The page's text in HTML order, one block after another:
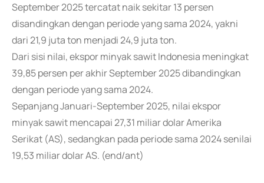
September 2025 tercatat naik sekitar 13 persen
disandingkan dengan periode yang sama 2024, yakni
dari 21,9 juta ton menjadi 24,9 juta ton.
Dari sisi nilai, ekspor minyak sawit Indonesia meningkat
39,85 persen per akhir September 2025 dibandingkan
dengan periode yang sama 2024.
Sepanjang Januari-September 2025, nilai ekspor
minyak sawit mencapai 27,31 miliar dolar Amerika
Serikat (AS), sedangkan pada periode sama 2024 senilai
19,53 miliar dolar AS. (end/ant)